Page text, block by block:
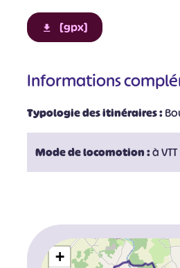
[gpx]
Informations
Typologie des itinéraires :
Mode de locomotion :à VTT
+